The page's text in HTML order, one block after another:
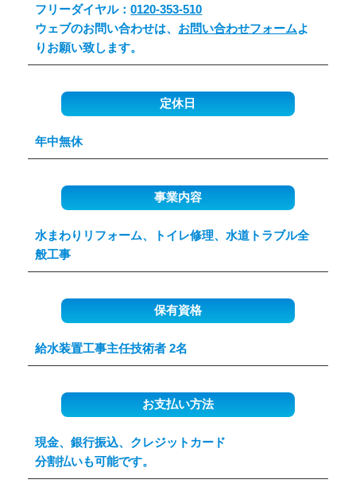
フリーダイヤル：0120-353-510
ウェブのお問い合わせは、 お問い合わせフォームよ
りお願い致します。
定休日
年中無休
事業内容
水まわりリフォーム、トイレ修理、水道トラブル全
般工事
保有資格
給水装置工事主任技術者 2名
お支払い方法
現金、銀行振込、クレジットカード
分割払いも可能です。